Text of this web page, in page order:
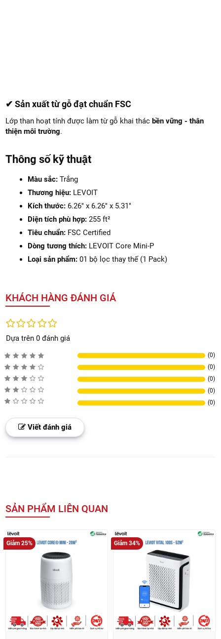
✔ Sản xuất từ gỗ đạt chuẩn FSC
Lớp than hoạt tính được làm từ gỗ khai thác bền vững - thân
thiện môi trường.
Thông số kỹ thuật
Màu sắc: Trắng
Thương hiệu: LEVOIT
Kích thước: 6.26" x 6.26" x 5.31"
Diện tích phù hợp: 255 ft²
Tiêu chuẩn: FSC Certified
Dòng tương thích: LEVOIT Core Mini-P
Loại sản phẩm: 01 bộ lọc thay thế (1 Pack)
KHÁCH HÀNG ĐÁNH GIÁ
Dựa trên 0 đánh giá
(0)
(0)
(0)
(0)
(0)
Viết đánh giá
SẢN PHẨM LIÊN QUAN
Giảm 25% Giảm 34%